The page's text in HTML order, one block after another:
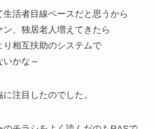
生活者目線ベースだと思うから
ン、独居老人増えてきたら
り相互扶助のシステムで
かな～
注目したのでした。